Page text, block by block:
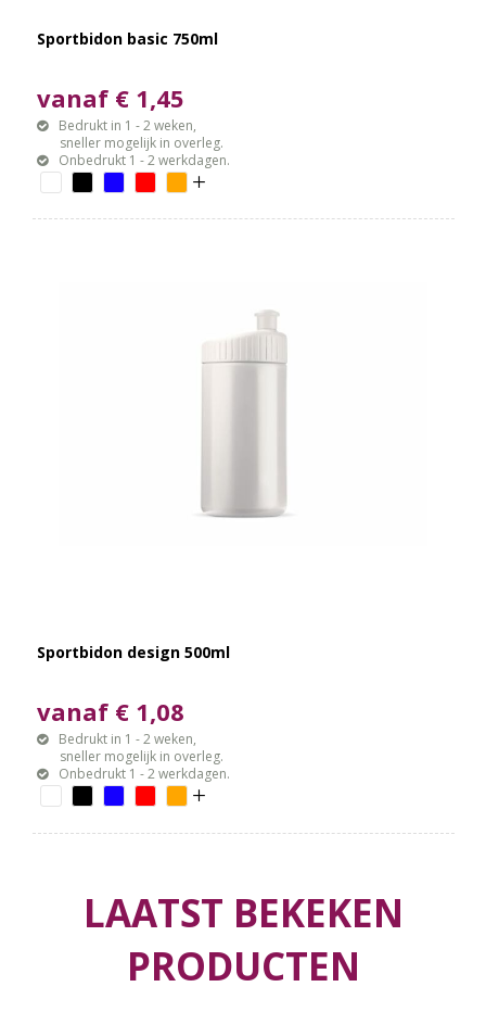
Sportbidon basic 750ml
vanaf € 1,45
Bedrukt in 1 - 2 weken,
sneller mogelijk in overleg.
Onbedrukt 1 - 2 werkdagen.
Sportbidon design 500ml
vanaf € 1,08
Bedrukt in 1 - 2 weken,
sneller mogelijk in overleg.
Onbedrukt 1 - 2 werkdagen.
LAATST BEKEKEN
PRODUCTEN